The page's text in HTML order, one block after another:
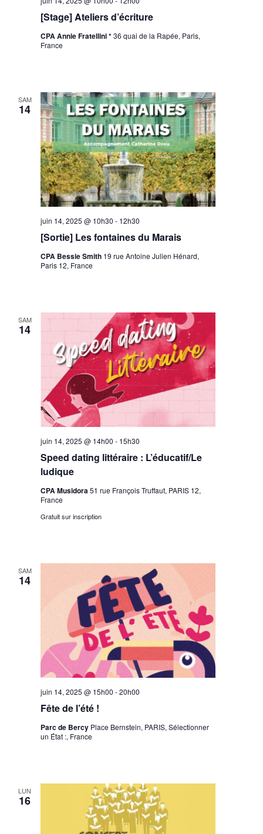
[Stage] Ateliers d’écriture
CPA Annie Fratellini *36 quai de la Rapée, Paris,
France
SAM
14
[Sortie] Les fontaines du Marais
juin 14, 2025 @ 10h30 - 12h30
CPA Bessie Smith 19 rue Antoine Julien Hénard,
Paris 12, France
SAM
14
Speed dating littéraire : L’éducatif/Le
ludique
juin 14, 2025 @ 14h00 - 15h30
CPA Musidora51 rue François Truffaut, PARIS 12,
France
Gratuit sur inscription
SAM
14
Fête de l’été !
juin 14, 2025 @ 15h00 -20h00
Parc de Bercy Place Bernstein, PARIS, Sélectionner
un État :, France
LUN
16